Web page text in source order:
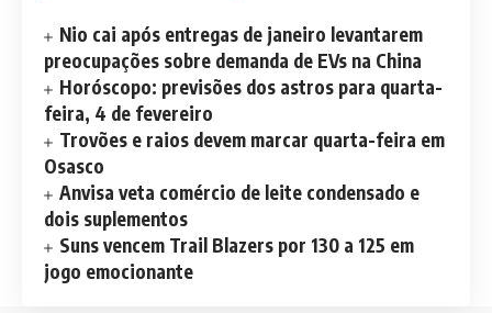
Nio cai após entregas de janeiro levantarem
preocupações sobre demanda de EVs na China
Horóscopo: previsões dos astros para quarta-
feira, 4 de fevereiro
Trovões e raios devem marcar quarta-feira em
Osasco
Anvisa veta comércio de leite condensado e
dois suplementos
Suns vencem Trail Blazers por 130 a 125 em
jogo emocionante